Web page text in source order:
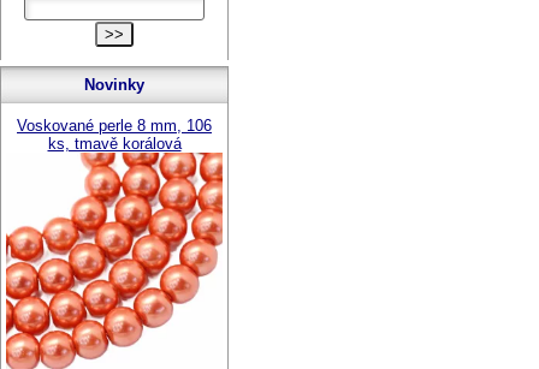
Novinky
Voskované perle 8 mm, 106
ks, tmavě korálová